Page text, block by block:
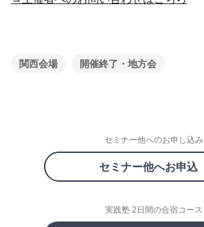
関西会場 開催終了・地方会
セミナー他へのお申し込み
セミナー他へお申込
実践塾 2日間の合宿コース